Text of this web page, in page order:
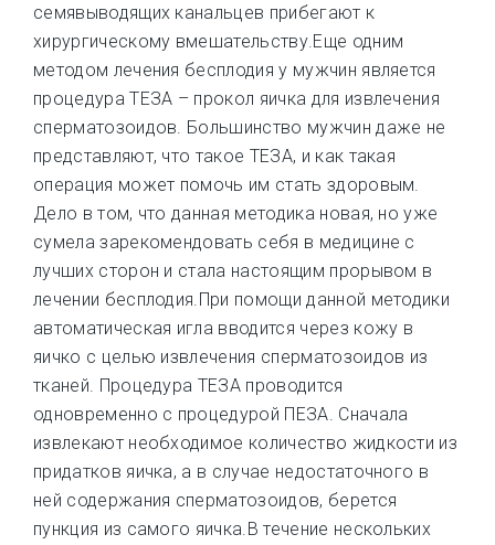
семявыводящих канальцев прибегают к
хирургическому вмешательству.Еще одним
методом лечения бесплодия у мужчин является
процедура ТЕЗА – прокол яичка для извлечения
сперматозоидов. Большинство мужчин даже не
представляют, что такое ТЕЗА, и как такая
операция может помочь им стать здоровым.
Дело в том, что данная методика новая, но уже
сумела зарекомендовать себя в медицине с
лучших сторон и стала настоящим прорывом в
лечении бесплодия.При помощи данной методики
автоматическая игла вводится через кожу в
яичко с целью извлечения сперматозоидов из
тканей. Процедура ТЕЗА проводится
одновременно с процедурой ПЕЗА. Сначала
извлекают необходимое количество жидкости из
придатков яичка, а в случае недостаточного в
ней содержания сперматозоидов, берется
пункция из самого яичка.В течение нескольких